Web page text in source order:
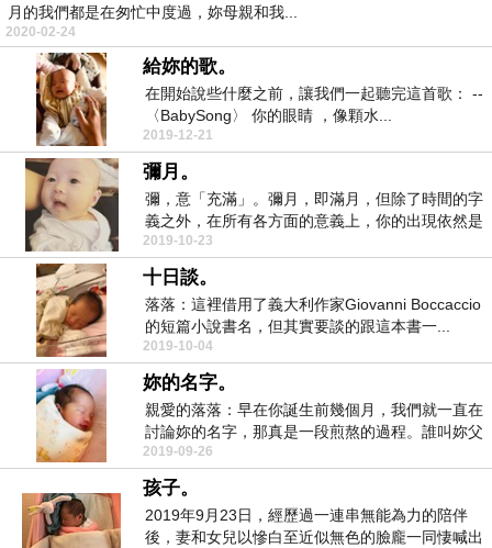
月的我們都是在匆忙中度過，妳母親和我...
2020-02-24
給妳的歌。
在開始說些什麼之前，讓我們一起聽完這首歌： --
〈BabySong〉 你的眼睛 ，像顆水...
2019-12-21
彌月。
彌，意「充滿」。彌月，即滿月，但除了時間的字
義之外，在所有各方面的意義上，你的出現依然是
充滿了我們的...
2019-10-23
十日談。
落落：這裡借用了義大利作家Giovanni Boccaccio
的短篇小說書名，但其實要談的跟這本書一...
2019-10-04
妳的名字。
親愛的落落：早在你誕生前幾個月，我們就一直在
討論妳的名字，那真是一段煎熬的過程。誰叫妳父
母都是中文系...
2019-09-26
孩子。
2019年9月23日，經歷過一連串無能為力的陪伴
後，妻和女兒以慘白至近似無色的臉龐一同悽喊出